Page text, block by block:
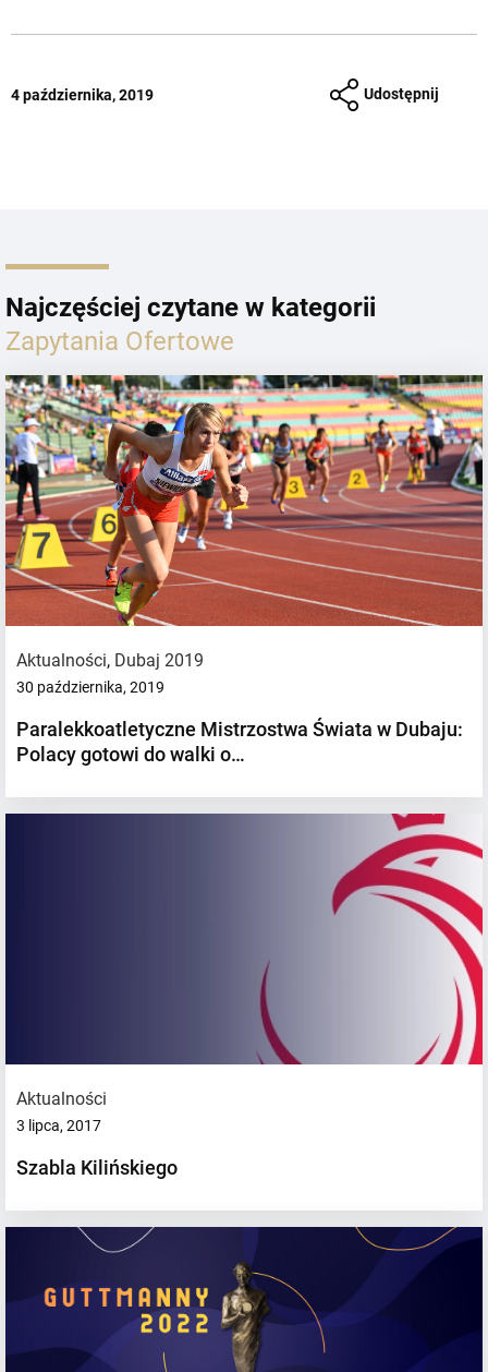
4 października, 2019 Udostępnij
Najczęściej czytane w kategorii
Zapytania Ofertowe
Aktualności, Dubaj 2019
30 października, 2019
Paralekkoatletyczne Mistrzostwa Świata w Dubaju:
Polacy gotowi do walki o…
Aktualności
3 lipca, 2017
Szabla Kilińskiego